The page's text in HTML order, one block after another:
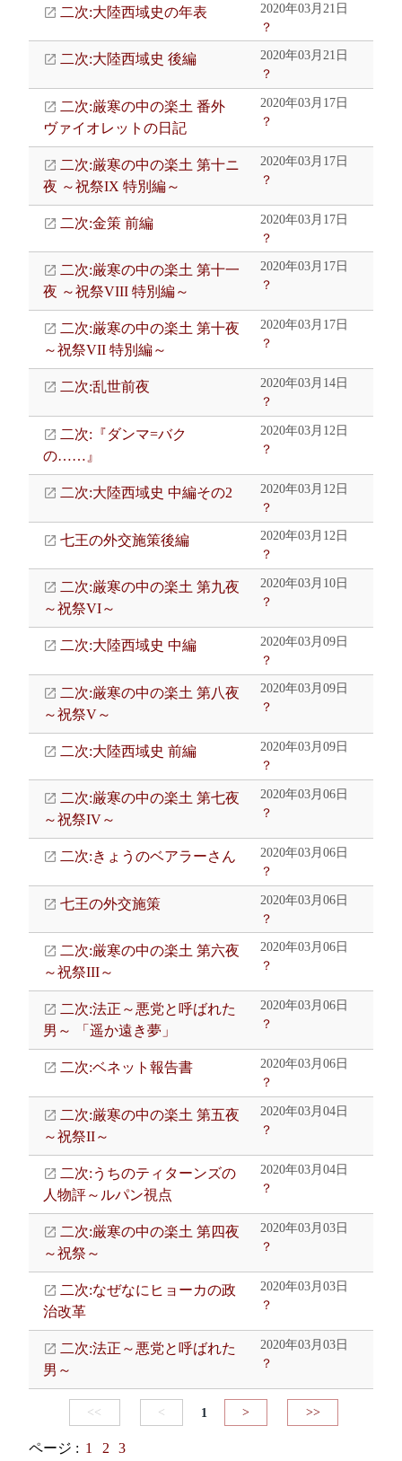
二次:大陸西域史の年表
2020年03月21日
？
二次:大陸西域史 後編
2020年03月21日
？
二次:厳寒の中の楽土 番外
ヴァイオレットの日記
2020年03月17日
？
二次:厳寒の中の楽土 第十ニ
夜 ～祝祭IX 特別編～
2020年03月17日
？
二次:金策 前編
2020年03月17日
？
二次:厳寒の中の楽土 第十一
夜 ～祝祭VIII 特別編～
2020年03月17日
？
二次:厳寒の中の楽土 第十夜
～祝祭VII 特別編～
2020年03月17日
？
二次:乱世前夜
2020年03月14日
？
二次:『ダンマ=バク
の……』
2020年03月12日
？
二次:大陸西域史 中編その2
2020年03月12日
？
七王の外交施策後編
2020年03月12日
？
二次:厳寒の中の楽土 第九夜
～祝祭VI～
2020年03月10日
？
二次:大陸西域史 中編
2020年03月09日
？
二次:厳寒の中の楽土 第八夜
～祝祭V～
2020年03月09日
？
二次:大陸西域史 前編
2020年03月09日
？
二次:厳寒の中の楽土 第七夜
～祝祭IV～
2020年03月06日
？
二次:きょうのベアラーさん
2020年03月06日
？
七王の外交施策
2020年03月06日
？
二次:厳寒の中の楽土 第六夜
～祝祭III～
2020年03月06日
？
二次:法正～悪党と呼ばれた
男～ 「遥か遠き夢」
2020年03月06日
？
二次:ベネット報告書
2020年03月06日
？
二次:厳寒の中の楽土 第五夜
～祝祭II～
2020年03月04日
？
二次:うちのティターンズの
人物評～ルパン視点
2020年03月04日
？
二次:厳寒の中の楽土 第四夜
～祝祭～
2020年03月03日
？
二次:なぜなにヒョーカの政
治改革
2020年03月03日
？
二次:法正～悪党と呼ばれた
男～
2020年03月03日
？
<< < 1 > >>
ページ : 1 2 3